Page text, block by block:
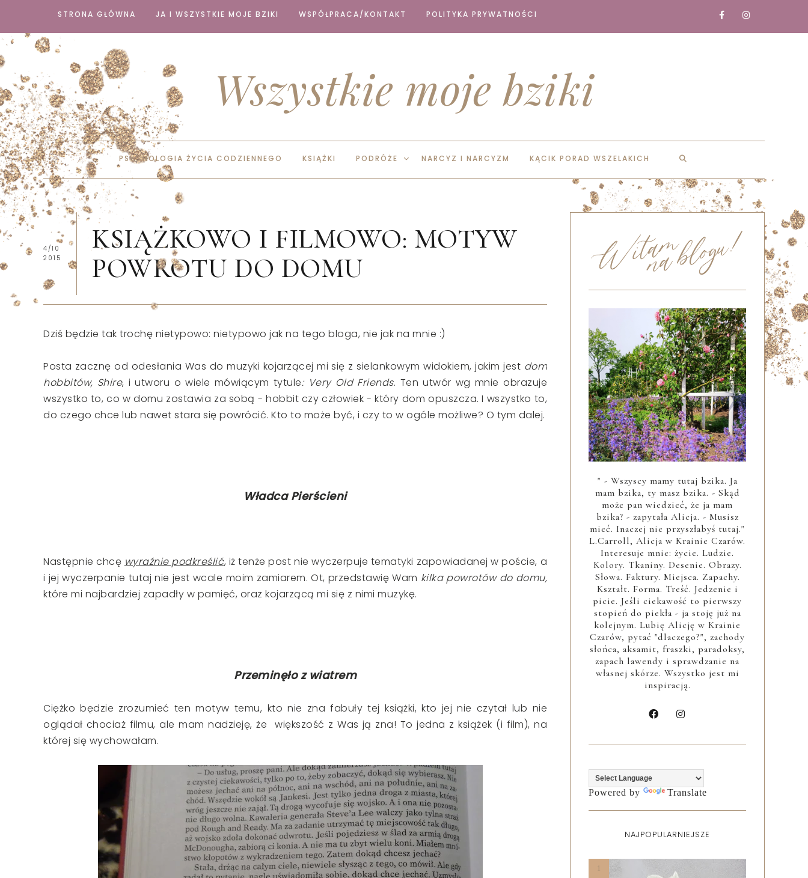
STRONA GŁÓWNA JA I WSZYSTKIE MOJE BZIKI WSPÓŁPRACA/KONTAKT POLITYKA PRYWATNOŚCI
Wszystkie moje bziki
PSYCHOLOGIA ŻYCIA CODZIENNEGO KSIĄŻKI PODRÓŻE NARCYZ I NARCYZM KĄCIK PORAD WSZELAKICH
4/10
2015
KSIĄŻKOWO I FILMOWO: MOTYW
POWROTU DO DOMU
Dziś będzie tak trochę nietypowo: nietypowo jak na tego bloga, nie jak na mnie :)
Posta zacznę od odesłania Was do muzyki kojarzącej mi się z sielankowym widokiem, jakim jest dom
hobbitów, Shire, i utworu o wiele mówiącym tytule: Very Old Friends. Ten utwór wg mnie obrazuje
wszystko to, co w domu zostawia za sobą - hobbit czy człowiek - który dom opuszcza. I wszystko to,
do czego chce lub nawet stara się powrócić. Kto to może być, i czy to w ogóle możliwe? O tym dalej.
Władca Pierścieni
Następnie chcę wyraźnie podkreślić, iż tenże post nie wyczerpuje tematyki zapowiadanej w poście, a
i jej wyczerpanie tutaj nie jest wcale moim zamiarem. Ot, przedstawię Wam kilka powrotów do domu,
które mi najbardziej zapadły w pamięć, oraz kojarzącą mi się z nimi muzykę.
Przeminęło z wiatrem
Ciężko będzie zrozumieć ten motyw temu, kto nie zna fabuły tej książki, kto jej nie czytał lub nie
oglądał chociaż filmu, ale mam nadzieję, że większość z Was ją zna! To jedna z książek (i film), na
której się wychowałam.
" - Wszyscy mamy tutaj bzika. Ja
mam bzika, ty masz bzika. - Skąd
może pan wiedzieć, że ja mam
bzika? - zapytała Alicja. - Musisz
mieć. Inaczej nie przyszłabyś tutaj."
L.Carroll, Alicja w Krainie Czarów.
Interesuje mnie: życie. Ludzie.
Kolory. Tkaniny. Desenie. Obrazy.
Słowa. Faktury. Miejsca. Zapachy.
Kształt. Forma. Treść. Jedzenie i
picie. Jeśli ciekawość to pierwszy
stopień do piekła - ja stoję już na
kolejnym. Lubię Alicję w Krainie
Czarów, pytać "dlaczego?", zachody
słońca, aksamit, fraszki, paradoksy,
zapach lawendy i sprawdzanie na
własnej skórze. Wszystko jest mi
inspiracją.
Powered by Translate
NAJPOPULARNIEJSZE